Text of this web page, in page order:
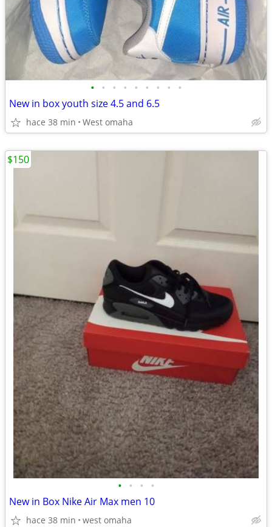
• • • • • • • • •
New in box youth size 4.5 and 6.5
hace 38 min West omaha
• • • •
New in Box Nike Air Max men 10
hace 38 min west omaha
$150